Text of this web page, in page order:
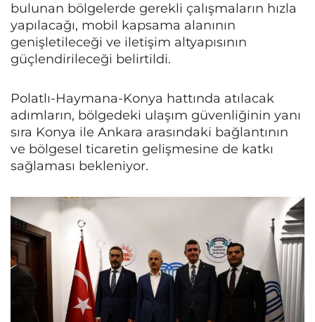
bulunan bölgelerde gerekli çalışmaların hızla
yapılacağı, mobil kapsama alanının
genişletileceği ve iletişim altyapısının
güçlendirileceği belirtildi.
Polatlı-Haymana-Konya hattında atılacak
adımların, bölgedeki ulaşım güvenliğinin yanı
sıra Konya ile Ankara arasındaki bağlantının
ve bölgesel ticaretin gelişmesine de katkı
sağlaması bekleniyor.